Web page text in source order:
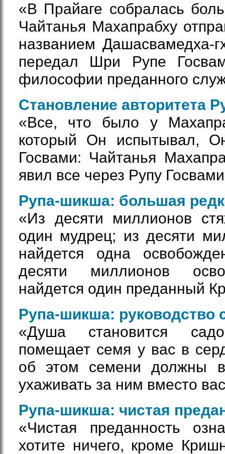
«В Прайаге собралась
Чайтанья Махапрабху
названием Дашасвамедха-
передал Шри Рупе
философии преданного
Становление авторитета
«Все, что было у
который Он испытывал,
Госвами: Чайтанья
явил все через Рупу
Рупа-шикша: большая
«Из десяти миллионов
один мудрец; из десяти
найдется одна
десяти миллионов
найдется один преданный
Рупа-шикша: руководство
«Душа становится
помещает семя у вас в
об этом семени должны
ухаживать за ним вместо
Рупа-шикша: чистая
«Чистая преданность
хотите ничего, кроме